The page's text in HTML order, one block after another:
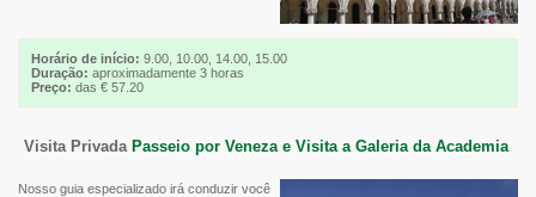
Horário de início: 9.00, 10.00, 14.00, 15.00
Duração: aproximadamente 3 horas
Preço: das € 57.20
Visita Privada Passeio por Veneza e Visita a Galeria da Academia
Nosso guia especializado irá conduzir você